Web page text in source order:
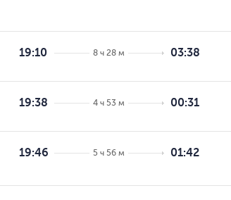
19:10 8 ч 28 м 03:38
19:38 4 ч 53 м 00:31
19:46 5 ч 56 м 01:42